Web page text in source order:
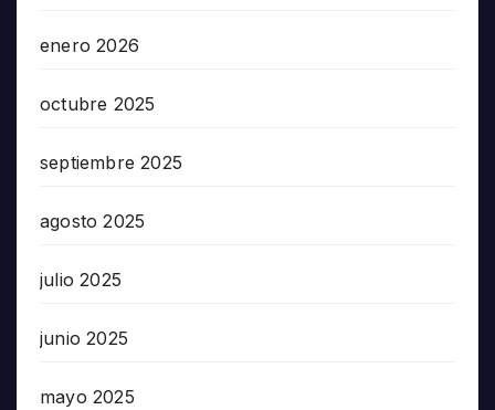
enero 2026
octubre 2025
septiembre 2025
agosto 2025
julio 2025
junio 2025
mayo 2025